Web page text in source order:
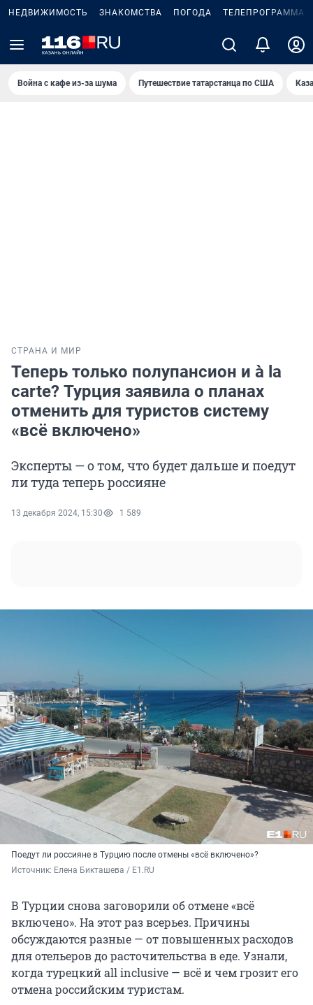
НЕДВИЖИМОСТЬ ЗНАКОМСТВА ПОГОДА ТЕЛЕПРОГРАММА
Война с кафе из-за шума Путешествие татарстанца по США
СТРАНА И МИР
Теперь только полупансион и à la
carte? Турция заявила о планах
отменить для туристов систему
«всё включено»
Эксперты — о том, что будет дальше и поедут
ли туда теперь россияне
13 декабря 2024, 15:30 1 589
Поедут ли россияне в Турцию после отмены «всё включено»?
Источник: Елена Бикташева / E1.RU
В Турции снова заговорили об отмене «всё
включено». На этот раз всерьез. Причины
обсуждаются разные — от повышенных расходов
для отельеров до расточительства в еде. Узнали,
когда турецкий all inclusive — всё и чем грозит его
отмена российским туристам.